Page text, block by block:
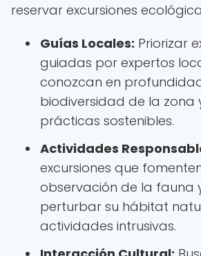
reservar excursiones
Guías Locales: Priorizar
guiadas por expertos
conozcan en
biodiversidad de la zona
prácticas sostenibles.
Actividades
excursiones que
observación de la fauna
perturbar su hábitat
actividades intrusivas.